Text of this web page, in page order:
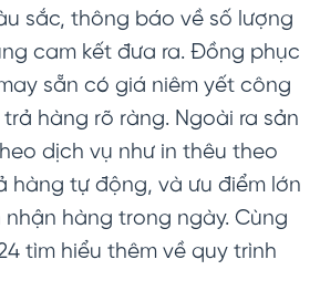
sắc, thông báo về số lượng
cam kết đưa ra. Đồng phục
sẵn có giá niêm yết công
hàng rõ ràng. Ngoài ra sản
dịch vụ như in thêu theo
hàng tự động, và ưu điểm lớn
hàng trong ngày. Cùng
tìm hiểu thêm về quy trình